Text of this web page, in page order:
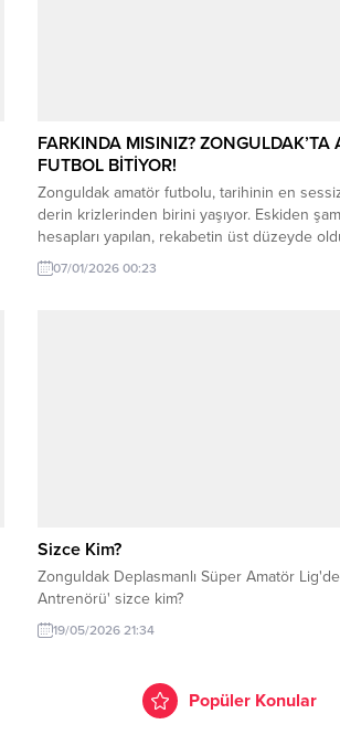
FARKINDA MISINIZ? ZONGULDAK’TA
FUTBOL BİTİYOR!
Zonguldak amatör futbolu, tarihinin en
derin krizlerinden birini yaşıyor. Eskiden
hesapları yapılan, rekabetin üst düzeyde
artık kulüplerin “Sahaya çıksak mı, çıkmasak
tereddüdünü konuşuyoruz. Süper Amatör
07/01/2026 00:23
Sizce Kim?
Zonguldak Deplasmanlı Süper Amatör Lig'de
Antrenörü' sizce kim?
19/05/2026 21:34
Popüler Konular